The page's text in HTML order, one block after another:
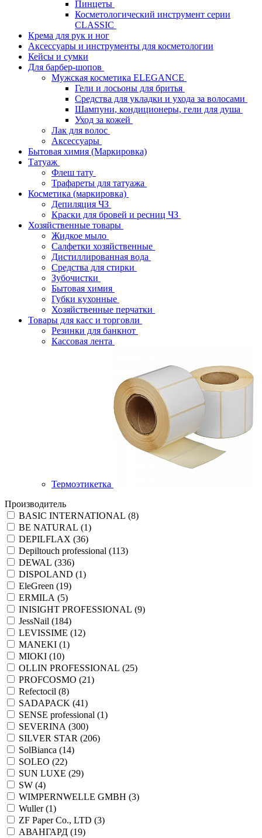
Пинцеты
Косметологический инструмент серии
CLASSIC
Крема для рук и ног
Аксессуары и инструменты для косметологии
Кейсы и сумки
Для барбер-шопов
Мужская косметика ELEGANCE
Гели и лосьоны для бритья
Средства для укладки и ухода за волосами
Шампуни, кондиционеры, гели для душа
Уход за кожей
Лак для волос
Аксессуары
Бытовая химия (Маркировка)
Татуаж
Флеш тату
Трафареты для татуажа
Косметика (маркировка)
Депиляция ЧЗ
Краски для бровей и ресниц ЧЗ
Хозяйственные товары
Жидкое мыло
Салфетки хозяйственные
Дистиллированная вода
Средства для стирки
Зубочистки
Бытовая химия
Губки кухонные
Хозяйственные перчатки
Товары для касс и торговли
Резинки для банкнот
Кассовая лента
Термоэтикетка
Производитель
BASIC INTERNATIONAL (8)
BE NATURAL (1)
DEPILFLAX (36)
Depiltouch professional (113)
DEWAL (336)
DISPOLAND (1)
EleGreen (19)
ERMILA (5)
INISIGHT PROFESSIONAL (9)
JessNail (184)
LEVISSIME (12)
MANEKI (1)
MIOKI (10)
OLLIN PROFESSIONAL (25)
PROFCOSMO (21)
Refectocil (8)
SADAPACK (41)
SENSE professional (1)
SEVERINA (300)
SILVER STAR (206)
SolBianca (14)
SOLEO (22)
SUN LUXE (29)
SW (4)
WIMPERNWELLE GMBH (3)
Wuller (1)
ZF Paper Co., LTD (3)
АВАНГАРД (19)